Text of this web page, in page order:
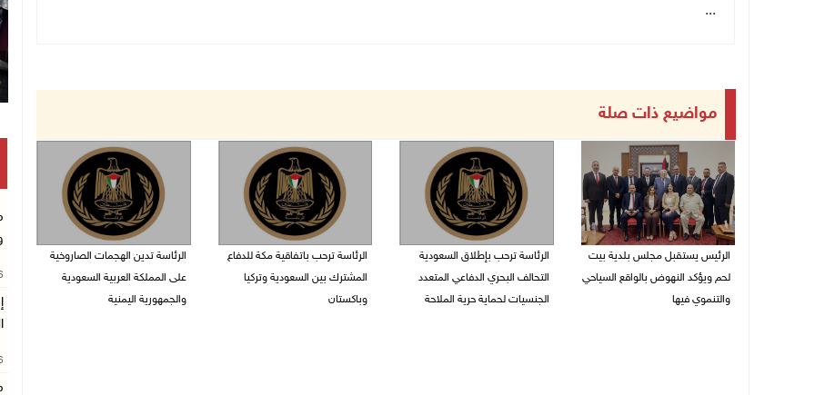
...
مواضيع ذات صلة
الرئيس يستقبل مجلس بلدية بيت
لحم ويؤكد النهوض بالواقع السياحي
والتنموي فيها
الرئاسة ترحب بإطلاق السعودية
التحالف البحري الدفاعي المتعدد
الجنسيات لحماية حرية الملاحة
الرئاسة ترحب باتفاقية مكة للدفاع
المشترك بين السعودية وتركيا
وباكستان
الرئاسة تدين الهجمات الصاروخية
على المملكة العربية السعودية
والجمهورية اليمنية